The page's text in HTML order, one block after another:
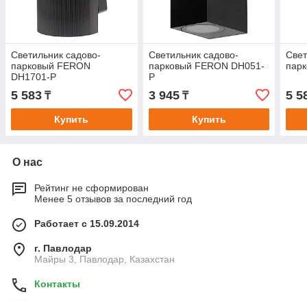
Светильник садово-
парковый FERON
DH1701-P
5 583 ₸
Купить
Светильник садово-
парковый FERON DH051-
P
3 945₸
Купить
5
О нас
Рейтинг не сформирован
Менее 5 отзывов за последний год
Работает с 15.09.2014
г. Павлодар
Майры 3, Павлодар, Казахстан
Контакты